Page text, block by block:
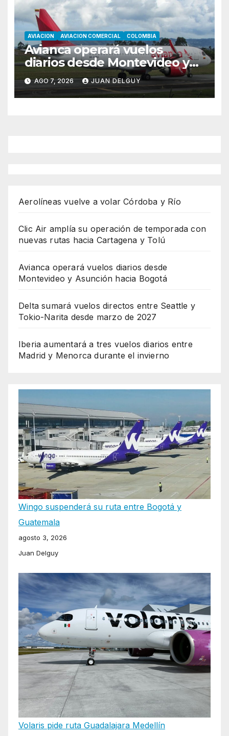
AVIACION AVIACION COMERCIAL COLOMBIA
Avianca operará vuelos
diarios desde Montevideo y
Asunción hacia Bogotá
AGO 7, 2026 JUAN DELGUY
Aerolíneas vuelve a volar Córdoba y Río
Clic Air amplía su operación de temporada con
nuevas rutas hacia Cartagena y Tolú
Avianca operará vuelos diarios desde
Montevideo y Asunción hacia Bogotá
Delta sumará vuelos directos entre Seattle y
Tokio-Narita desde marzo de 2027
Iberia aumentará a tres vuelos diarios entre
Madrid y Menorca durante el invierno
Wingo suspenderá su ruta entre Bogotá y
Guatemala
agosto 3, 2026
Juan Delguy
Volaris pide ruta Guadalajara Medellín